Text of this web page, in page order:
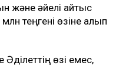
және оның
өмір сыйлады, – деді
туралы сұраққа нақты